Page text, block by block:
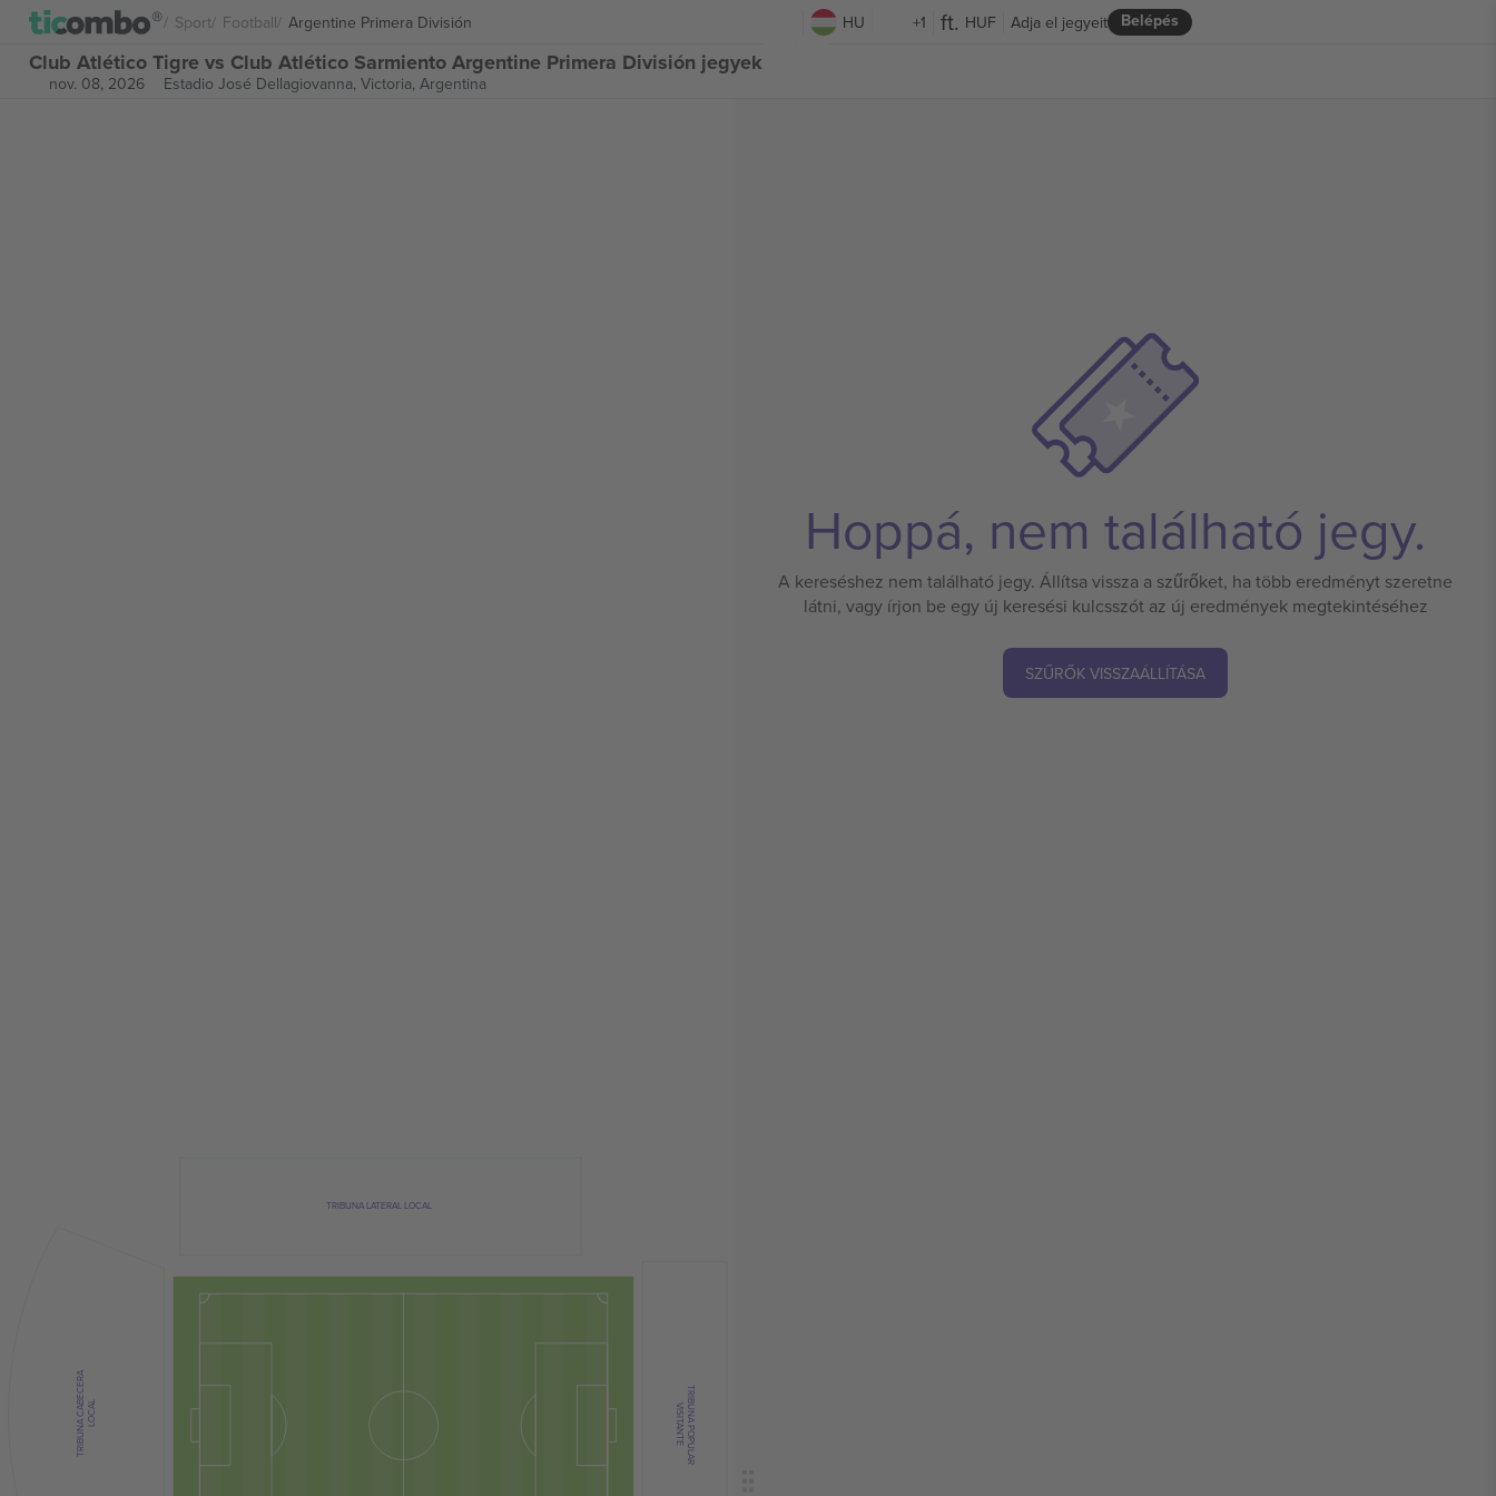
Sport Football Argentine Primera División HU +1 HUF Belépés
Adja el jegyeit
Club Atlético Tigre vs Club Atlético Sarmiento Argentine Primera División jegyek
nov. 08, 2026 Estadio José Dellagiovanna, Victoria, Argentina
TRIBUNA LATERAL LOCAL
TRIBUNA POPULAR
VISITANTE
TRIBUNA CABECERALOCAL
Hoppá, nem található jegy.
A kereséshez nem található jegy. Állítsa vissza a szűrőket, ha több eredményt szeretne
látni, vagy írjon be egy új keresési kulcsszót az új eredmények megtekintéséhez
SZŰRŐK VISSZAÁLLÍTÁSA